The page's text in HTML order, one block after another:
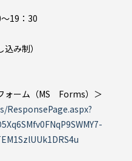
19：30
み制）
ォーム（MS Forms）＞